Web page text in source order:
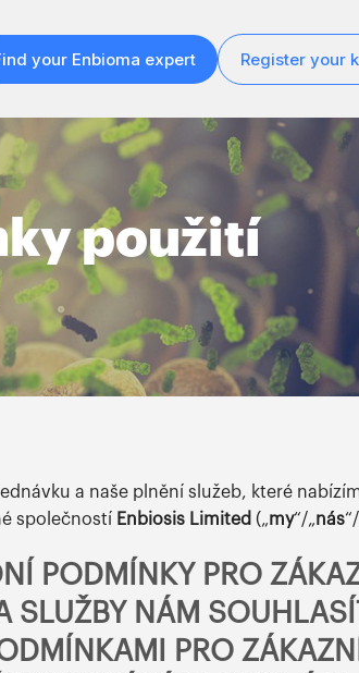
your Enbioma expert Register your
použití
a naše plnění služeb, které
společností Enbiosis Limited („my“/„nás
PODMÍNKY PRO
SLUŽBY NÁM
PRO